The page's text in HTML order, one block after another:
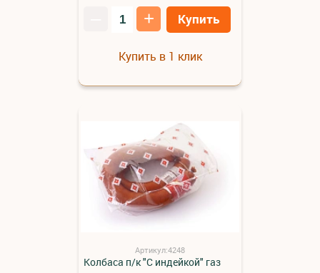
+ Купить
Купить в 1 клик
Артикул:4248
Колбаса п/к "С индейкой" газ